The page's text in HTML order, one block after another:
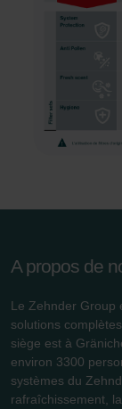
Zehnder Group
Zehnder Group
Zehnder Group
Zehnder Polska
danych Zehnder
Zehnder Group
A propos de
Le Zehnder Group
solutions
siège est à
environ 3300
systèmes du
rafraîchissement,